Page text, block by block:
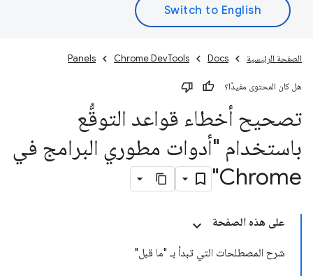
الصفحة الرئيسية Docs
Chrome DevTools
Panels
هل كان المحتوى مفيدًا؟
تصحيح أخطاء قواعد التوقُّع
باستخدام "أدوات مطوري البرامج في
Chrome"
على هذه الصفحة
شرح المصطلحات التي تبدأ بـ "ما قبل"